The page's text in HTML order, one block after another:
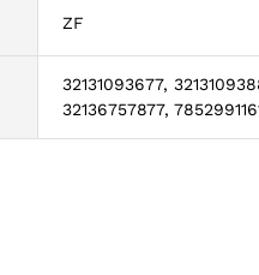
ZF
32131093677,
32136757877,